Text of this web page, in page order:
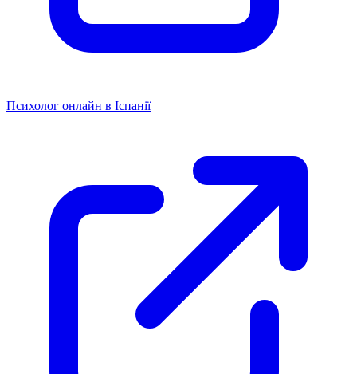
Психолог онлайн в Іспанії